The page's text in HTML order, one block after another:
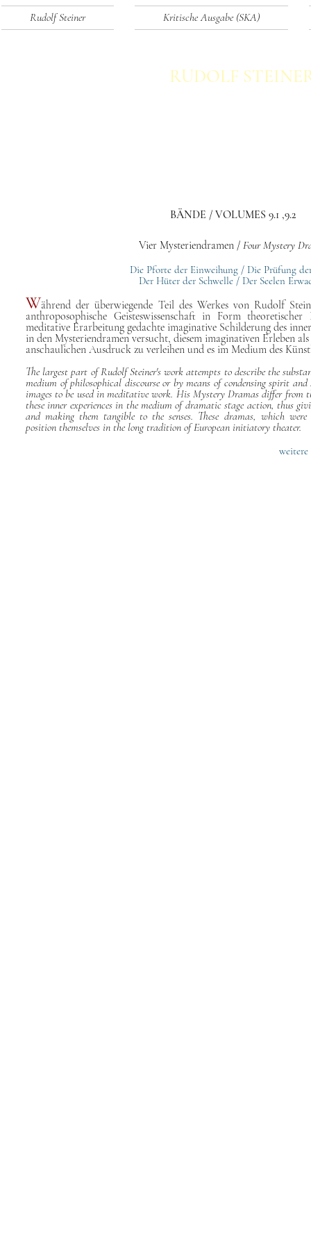
Rudolf Steiner Kritische Ausgabe (SKA)
BÄNDE / VOLUMES 9.1 ,9.2
Vier Mysteriendramen / Four Mystery
Die Pforte der Einweihung / Die Prüfung
Der Hüter der Schwelle/ Der Seelen
Während der überwiegende Teil des Werkes von Rudolf
anthroposophische Geisteswissenschaft in Form
meditative Erarbeitung gedachte imaginative Schilderung des
in den Mysteriendramen versucht, diesem imaginativen Erleben
anschaulichen Ausdruck zu verleihen und es im Medium des
The largest part of Rudolf Steiner's work attempts to describe the
medium of philosophical discourse or by means of condensing spirit
images to be used in meditative work. His Mystery Dramas differ from
these inner experiences in the medium of dramatic stage action, thus
and making them tangible to the senses. These dramas, which were
position themselves in the long tradition of European initiatory theater.
RUDOLF